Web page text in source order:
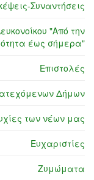
Συναντήσεις
"Από την
έως σήμερα"
Επιστολές
Δήμων
των νέων μας
Ευχαριστίες
Ζυμώματα